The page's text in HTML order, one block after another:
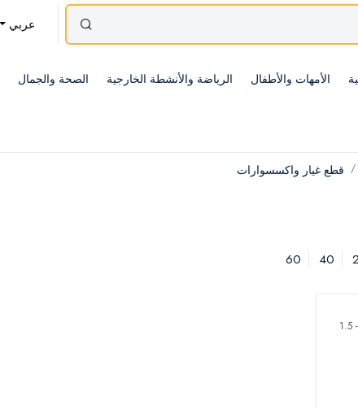
عربي
الأمهات والأطفال الرياضة والأنشطة الخارجية الصحة والجمال
قطع غيار واكسسوارات
40
60